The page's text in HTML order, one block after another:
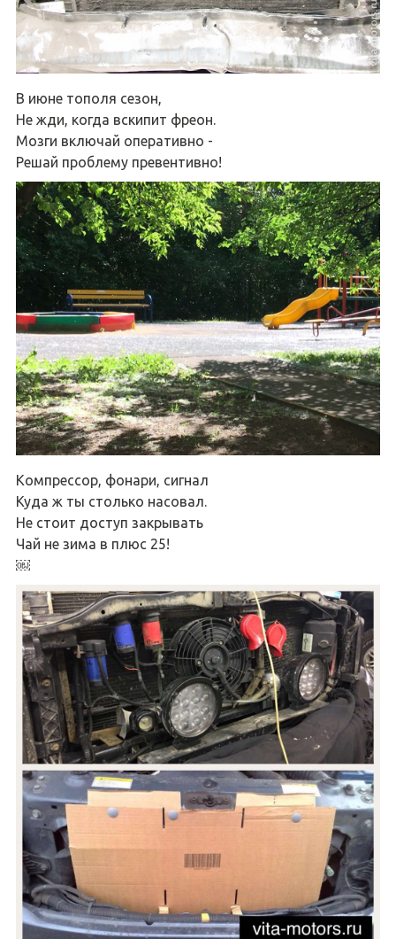
В июне тополя сезон,
Не жди, когда вскипит фреон.
Мозги включай оперативно -
Решай проблему превентивно!
Компрессор, фонари, сигнал
Куда ж ты столько насовал.
Не стоит доступ закрывать
Чай не зима в плюс 25!
￼